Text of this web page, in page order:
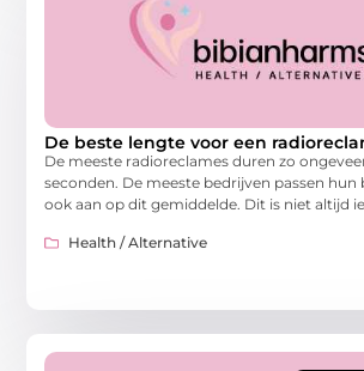
De beste lengte voor een
De meeste radioreclames duren zo
seconden. De meeste bedrijven passen hun
ook aan op dit gemiddelde. Dit is niet altijd
Health / Alternative